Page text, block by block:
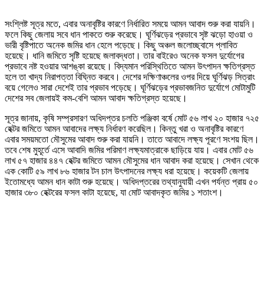
সংশ্লিষ্ট সূত্র মতে, এবার অনাবৃষ্টির কারণে নির্ধারিত সময়ে আমন আবাদ শুরু করা যায়নি।
ফলে কিছু জেলায় সবে ধান পাকতে শুরু করেছে। ঘূর্ণিঝড়ের প্রভাবে সৃষ্ট ঝড়ো হাওয়া ও
ভারী বৃষ্টিপাতে অনেক জমির ধান হেলে পড়েছে। কিছু অঞ্চল জলোচ্ছ্বাসে প্লাবিত
হয়েছে। ধানি জমিতে সৃষ্টি হয়েছে জলাবদ্ধতা। তার বাইরেও অনেক ফসল দুর্যোগের
প্রভাবে নষ্ট হওয়ার আশঙ্কা রয়েছে। বিদ্যমান পরিস্থিতিতে আমন উৎপাদন ক্ষতিগ্রস্ত
হলে তা খাদ্য নিরাপত্তা বিঘ্নিত করবে। দেশের দক্ষিণাঞ্চলের ওপর দিয়ে ঘূর্ণিঝড় সিত্রাং
বয়ে গেলেও সারা দেশেই তার প্রভাব পড়েছে। ঘূর্ণিঝড়ের প্রভাবজনিত দুর্যোগে মোটামুটি
দেশের সব জেলায়ই কম-বেশি আমন আবাদ ক্ষতিগ্রস্ত হয়েছে।
সূত্র জানায়, কৃষি সম্প্রসারণ অধিদপ্তর চলতি পঞ্জিকা বর্ষে মোট ৫৬ লাখ ২০ হাজার ৭২৫
হেক্টর জমিতে আমন আবাদের লক্ষ্য নির্ধারণ করেছিল। কিন্তু খরা ও অনাবৃষ্টির কারণে
এবার সময়মতো মৌসুমের আবাদ শুরু করা যায়নি। তাতে আবাদে লক্ষ্য পূরণে সংশয় ছিল।
তবে শেষ মুহূর্তে এসে আবাদি জমির পরিমাণ লক্ষ্যমাত্রাকে ছাড়িয়ে যায়। এবার মোট ৫৬
লাখ ৫৭ হাজার ৪৪৭ হেক্টর জমিতে আমন মৌসুমের ধান আবাদ করা হয়েছে। সেখান থেকে
এক কোটি ৫৯ লাখ ৮৬ হাজার টন চাল উৎপাদনের লক্ষ্য ধরা হয়েছে। কয়েকটি জেলায়
ইতোমধ্যে আমন ধান কাটা শুরু হয়েছে। অধিদপ্তরের তথ্যানুযায়ী এখন পর্যন্ত প্রায় ৫০
হাজার ৩৮০ হেক্টরের ফসল কাটা হয়েছে, যা মোট আবাদকৃত জমির ১ শতাংশ।